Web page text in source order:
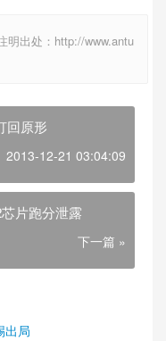
明出处：http://www.antu
回原形
2013-12-21 03:04:09
片跑分泄露
下一篇 »
出局